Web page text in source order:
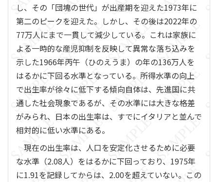
し、その「団塊の世代」が出産期を迎えた1973年に
第二のピークを迎えた。しかし、その後は2022年の
77万人にまで一貫して減少している。これは家族に
よる一時的な産児抑制を反映して異常な落ち込みを
示した1966年丙午（ひのえうま）の年の136万人を
はるかに下回る水準となっている。所得水準の向上
で出生率が徐々に低下する傾向自体は、先進国に共
通した社会現象であるが、その水準には大きな格差
がみられ、日本の出生率は、すでにイタリアと並んで
相対的に低い水準にある。
現在の出生率は、人口を安定化させるために必要
な水準（2.08人）をはるかに下回っており、1975年
に1.91を記録してからは、2.00を超えていない。この